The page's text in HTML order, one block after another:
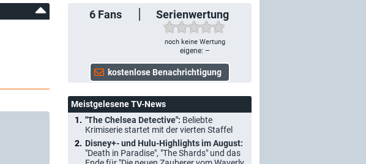
6 Fans Serienwertung
noch keine Wertung
eigene: –
Meistgelesene TV-News
"The Chelsea Detective": Beliebte
Krimiserie startet mit der vierten Staffel
Disney+- und Hulu-Highlights im August:
"Death in Paradise", "The Shards" und das